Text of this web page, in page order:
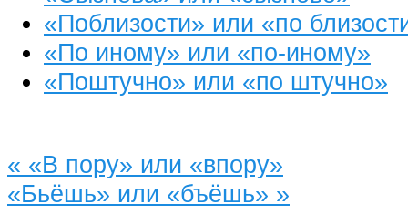
«Поблизости» или «по
«По иному» или «по-иному»
«Поштучно» или «по штучно»
« «В пору» или «впору»
«Бьёшь» или «бъёшь» »